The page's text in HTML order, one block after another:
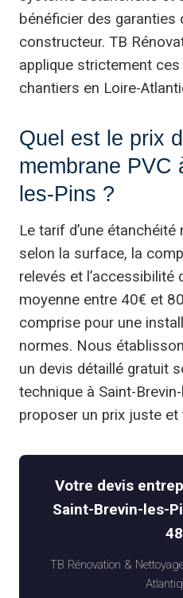
bénéficier des garanties
constructeur. TB
applique strictement
chantiers en Loire-
Quel est le prix
membrane PVC
les-Pins ?
Le tarif d’une
selon la surface, la
relevés et l’accessibilité
moyenne entre 40€ et
comprise pour une
normes. Nous
un devis détaillé gratuit
technique à Saint-
proposer un prix juste et
Votre devis
Saint-Brevin-les-
TB Rénovation &